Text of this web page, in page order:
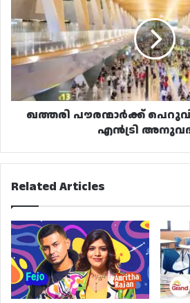
പെറുവിലേക്ക്
വിസ-
ഫ്രീ
എൻട്രി
അനുവദിച്ചു
ഖത്തരി പൗരന്മാർക്ക്
എൻട്രി
Related Articles